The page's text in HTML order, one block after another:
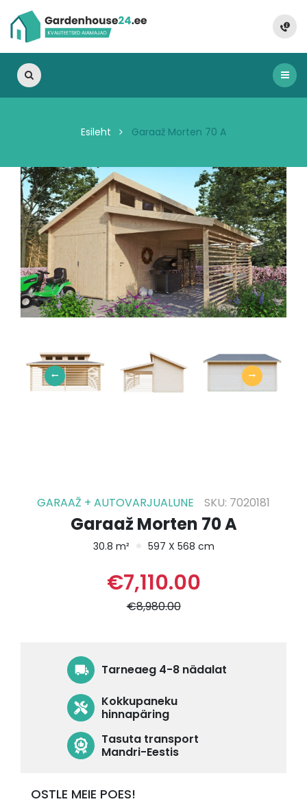
Esileht Garaaž Morten 70 A
GARAAŽ + AUTOVARJUALUNE SKU: 7020181
Garaaž Morten 70 A
30.8 m² 597 X 568 cm
€8,980.00
Algne
hind
€7,110.00
Current
price
Tarneaeg 4-8 nädalat
Kokkupaneku
hinnapäring
Tasuta transport
Mandri-Eestis
OSTLE MEIE POES!